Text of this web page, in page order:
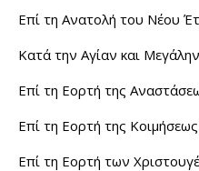
Επί τη Ανατολή του Νέου
Κατά την Αγίαν και
Επί τη Εορτή της
Επί τη Εορτή της
Επί τη Εορτή των